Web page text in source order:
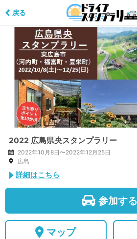
戻る
2022 広島県央スタンプラリー
2022年10月8日〜2022年12月25日
広島
詳細はこちら
参加する
マップ